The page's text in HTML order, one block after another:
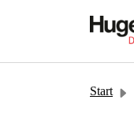
Start